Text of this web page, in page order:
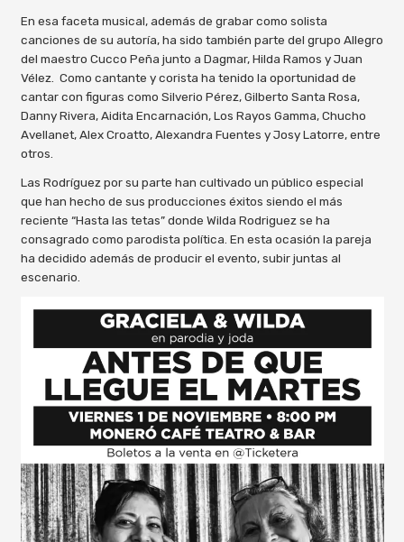
En esa faceta musical, además de grabar como solista
canciones de su autoría, ha sido también parte del grupo Allegro
del maestro Cucco Peña junto a Dagmar, Hilda Ramos y Juan
Vélez. Como cantante y corista ha tenido la oportunidad de
cantar con figuras como Silverio Pérez, Gilberto Santa Rosa,
Danny Rivera, Aidita Encarnación, Los Rayos Gamma, Chucho
Avellanet, Alex Croatto, Alexandra Fuentes y Josy Latorre, entre
otros.
Las Rodríguez por su parte han cultivado un público especial
que han hecho de sus producciones éxitos siendo el más
reciente “Hasta las tetas” donde Wilda Rodriguez se ha
consagrado como parodista política. En esta ocasión la pareja
ha decidido además de producir el evento, subir juntas al
escenario.